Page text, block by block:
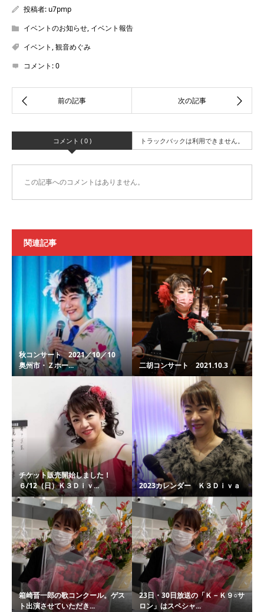
投稿者: u7pmp
イベントのお知らせ, イベント報告
イベント,観音めぐみ
コメント:0
コメント ( 0 ) トラックバックは利用できません。
この記事へのコメントはありません。
関連記事
秋コンサート 2021／10／10
奥州市・Ｚホー...
二胡コンサート 2021.10.3
チケット販売開始しました！
６/12（日）Ｋ３Ｄｉｖ...
2023カレンダー Ｋ３Ｄｉｖａ
箱崎晋一郎の歌コンクール。ゲス
ト出演させていただき...
23日・30日放送の「Ｋ－Ｋ９○サ
ロン」はスペシャ...